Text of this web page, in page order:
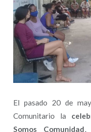
El pasado 20 de
Comunitario la
Somos Comunidad,